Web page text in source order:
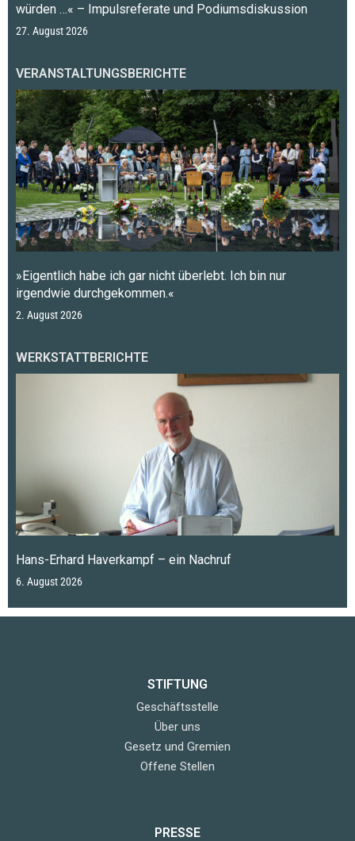
würden …« – Impulsreferate und Podiumsdiskussion
27. August 2026
VERANSTALTUNGSBERICHTE
»Eigentlich habe ich gar nicht überlebt. Ich bin nur
irgendwie durchgekommen.«
2. August 2026
WERKSTATTBERICHTE
Hans-Erhard Haverkampf – ein Nachruf
6. August 2026
STIFTUNG
Geschäftsstelle
Über uns
Gesetz und Gremien
Offene Stellen
PRESSE